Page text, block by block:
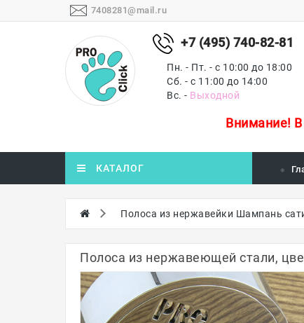
7408281@mail.ru
+7 (495) 740-82-81
Пн. - Пт. - с 10:00 до 18:00
Сб. - с 11:00 до 14:00
Вс. - Выходной
Внимание!
КАТАЛОГ
Полоса из нержавейки Шампань
Полоса из нержавеющей стали,